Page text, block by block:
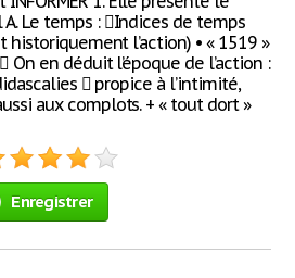
Le temps : Indices de temps
l’action) • « 1519 »
On en déduit l’époque de l’action :
 propice à l’intimité,
aux complots. + « tout dort »
Enregistrer